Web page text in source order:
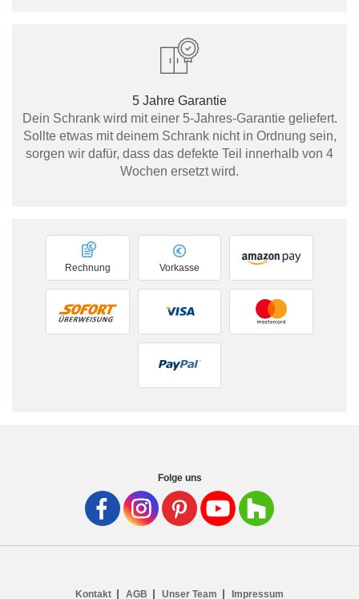
5 Jahre Garantie
Dein Schrank wird mit einer 5-Jahres-Garantie geliefert.
Sollte etwas mit deinem Schrank nicht in Ordnung sein,
sorgen wir dafür, dass das defekte Teil innerhalb von 4
Wochen ersetzt wird.
Vorkasse
Rechnung
Folge uns
Kontakt AGB Unser Team Impressum